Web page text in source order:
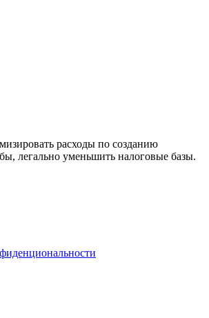
расходы по созданию
легально уменьшить налоговые базы.